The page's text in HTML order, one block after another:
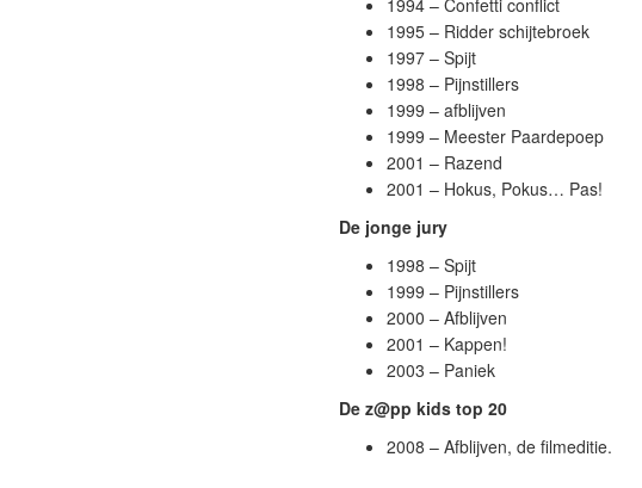
1994 – Confetti conflict
1995 – Ridder schijtebroek
1997 – Spijt
1998 – Pijnstillers
1999 – afblijven
1999 – Meester Paardepoep
2001 – Razend
2001 – Hokus, Pokus… Pas!
De jonge jury
1998 – Spijt
1999 – Pijnstillers
2000 – Afblijven
2001 – Kappen!
2003 – Paniek
De z@pp kids top 20
2008 – Afblijven, de filmeditie.